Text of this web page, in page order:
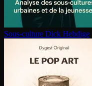
Sous-culture Dick Hebdige